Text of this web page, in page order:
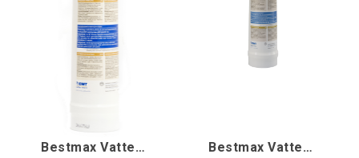
Bestmax Vattenfilter Small, Premium Bestmax Vattenfilter Medium Premium